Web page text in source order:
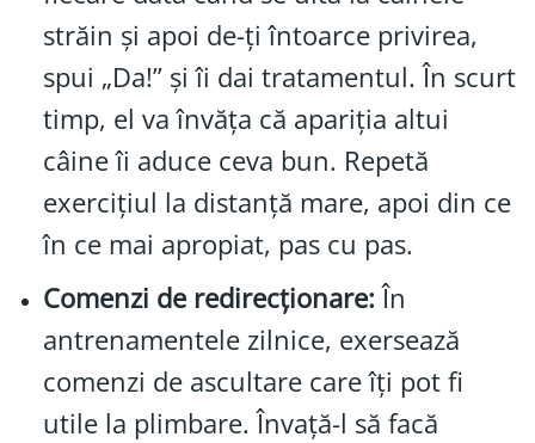
străin și apoi de-ți întoarce privirea,
spui „Da!” și îi dai tratamentul. În scurt
timp, el va învăța că apariția altui
câine îi aduce ceva bun. Repetă
exercițiul la distanță mare, apoi din ce
în ce mai apropiat, pas cu pas.
Comenzi de redirecționare:În
antrenamentele zilnice, exersează
comenzi de ascultare care îți pot fi
utile la plimbare. Învață-l să facă